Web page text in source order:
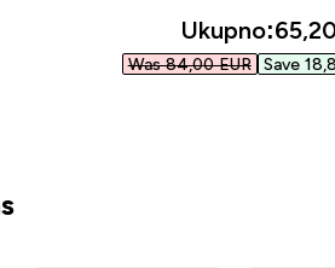
Ukupno:
Was 84,00 EUR‎ Save